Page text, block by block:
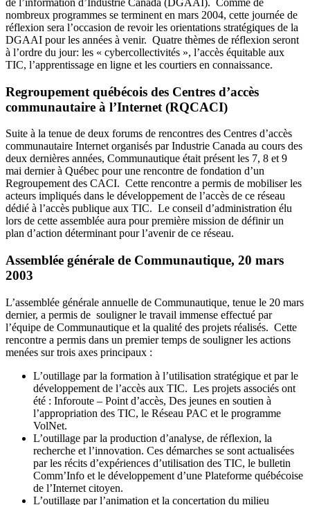
de l’information d’Industrie Canada (DGAAI). Comme de
nombreux programmes se terminent en mars 2004, cette journée de
réflexion sera l’occasion de revoir les orientations stratégiques de la
DGAAI pour les années à venir. Quatre thèmes de réflexion seront
à l’ordre du jour: les « cybercollectivités », l’accès équitable aux
TIC, l’apprentissage en ligne et les courtiers en connaissance.
Regroupement québécois des Centres d’accès
communautaire à l’Internet (RQCACI)
Suite à la tenue de deux forums de rencontres des Centres d’accès
communautaire Internet organisés par Industrie Canada au cours des
deux dernières années, Communautique était présent les 7, 8 et 9
mai dernier à Québec pour une rencontre de fondation d’un
Regroupement des CACI. Cette rencontre a permis de mobiliser les
acteurs impliqués dans le développement de l’accès de ce réseau
dédié à l’accès publique aux TIC. Le conseil d’administration élu
lors de cette assemblée aura pour première mission de définir un
plan d’action déterminant pour l’avenir de ce réseau.
Assemblée générale de Communautique, 20 mars
2003
L’assemblée générale annuelle de Communautique, tenue le 20 mars
dernier, a permis de souligner le travail immense effectué par
l’équipe de Communautique et la qualité des projets réalisés. Cette
rencontre a permis dans un premier temps de souligner les actions
menées sur trois axes principaux :
L’outillage par la formation à l’utilisation stratégique et par le
développement de l’accès aux TIC. Les projets associés ont
été : Inforoute – Point d’accès, Des jeunes en soutien à
l’appropriation des TIC, le Réseau PAC et le programme
VolNet.
L’outillage par la production d’analyse, de réflexion, la
recherche et l’innovation. Ces démarches se sont actualisées
par les récits d’expériences d’utilisation des TIC, le bulletin
Comm’Info et le développement d’une Plateforme québécoise
de l’Internet citoyen.
L’outillage par l’animation et la concertation du milieu